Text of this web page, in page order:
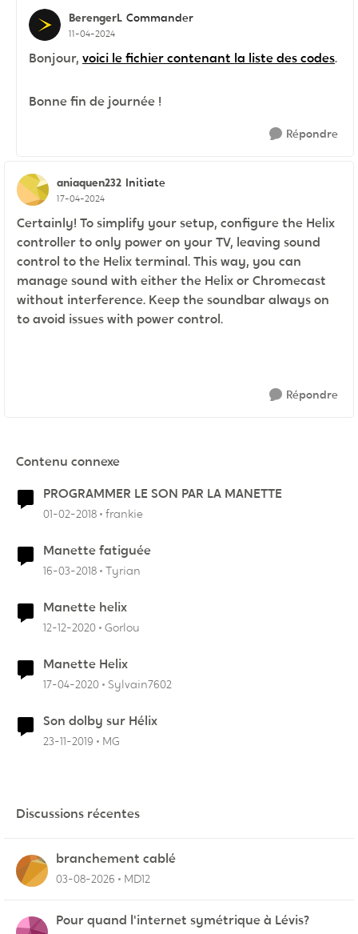
BerengerL Commander
11-04-2024
Bonjour, voici le fichier contenant la liste des codes.
Bonne fin de journée !
Répondre
aniaquen232 Initiate
17-04-2024
Certainly! To simplify your setup, configure the Helix
controller to only power on your TV, leaving sound
control to the Helix terminal. This way, you can
manage sound with either the Helix or Chromecast
without interference. Keep the soundbar always on
to avoid issues with power control.
Répondre
Contenu connexe
PROGRAMMER LE SON PAR LA MANETTE
01-02-2018 frankie
Manette fatiguée
16-03-2018 Tyrian
Manette helix
12-12-2020 Gorlou
Manette Helix
17-04-2020 Sylvain7602
Son dolby sur Hélix
23-11-2019 MG
Discussions récentes
branchement cablé
03-08-2026 MD12
Pour quand l'internet symétrique à Lévis?